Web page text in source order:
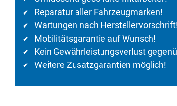
✔ Reparatur aller Fahrzeugmarken!
✔ Wartungen nach Herstellervorschrift!
✔ Mobilitätsgarantie auf Wunsch!
✔ Kein Gewährleistungsverlust
✔ Weitere Zusatzgarantien möglich!